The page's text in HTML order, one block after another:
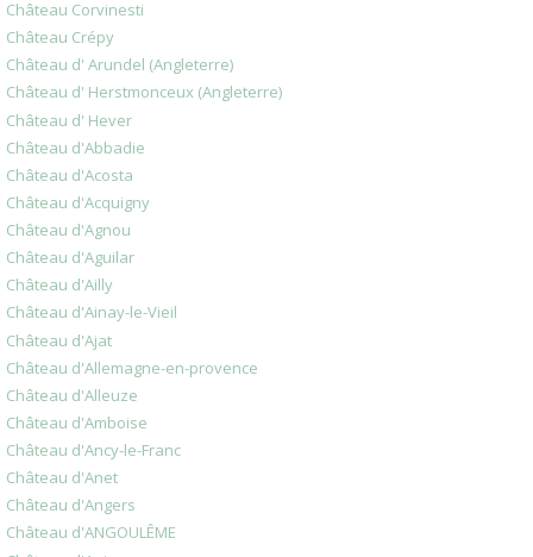
Château Corvinesti
Château Crépy
Château d' Arundel (Angleterre)
Château d' Herstmonceux (Angleterre)
Château d' Hever
Château d'Abbadie
Château d'Acosta
Château d'Acquigny
Château d'Agnou
Château d'Aguilar
Château d'Ailly
Château d'Ainay-le-Vieil
Château d'Ajat
Château d'Allemagne-en-provence
Château d'Alleuze
Château d'Amboise
Château d'Ancy-le-Franc
Château d'Anet
Château d'Angers
Château d'ANGOULÊME